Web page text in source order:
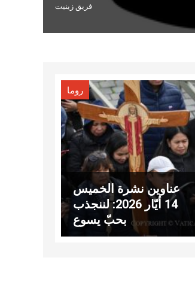
فريق زينيت
روما
عناوين نشرة الخميس
14 أيّار 2026: لننجذب
بحبّ يسوع